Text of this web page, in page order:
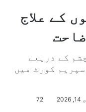
کے علاج
کے ذریعے
کورٹ میں
72